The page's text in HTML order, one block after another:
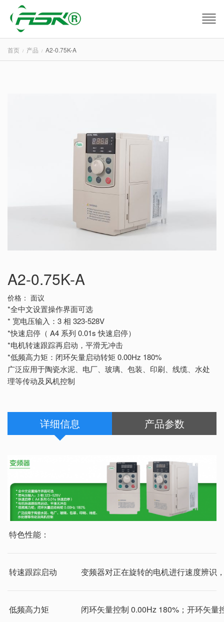
首页 产品 A2-0.75K-A
A2-0.75K-A
价格： 面议
*全中文设置操作界面可选
* 宽电压输入：3 相 323-528V
*快速启停（ A4 系列 0.01s 快速启停）
*电机转速跟踪再启动，平滑无冲击
*低频高力矩：闭环矢量启动转矩 0.00Hz 180%
广泛应用于陶瓷水泥、电厂、玻璃、包装、印刷、线缆、水处
理等传动及风机控制
详细信息 产品参数
特色性能：
转速跟踪启动 变频器对正在旋转的电机进行速度辨识
低频高力矩 闭环矢量控制 0.00Hz 180%；开环矢